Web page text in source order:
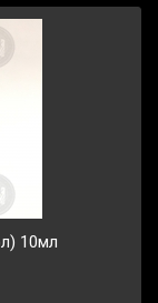
10мл